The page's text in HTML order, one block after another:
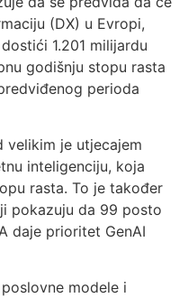
(DX) u Evropi,
1.201 milijardu
godišnju stopu rasta
perioda
velikim je utjecajem
inteligenciju, koja
rasta. To je također
pokazuju da 99 posto
daje prioritet GenAI
modele i